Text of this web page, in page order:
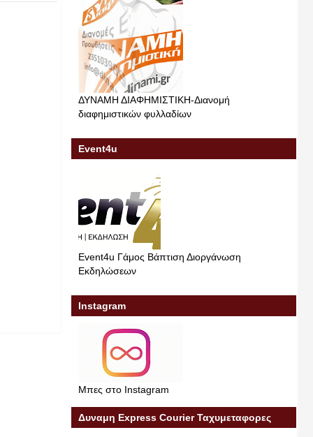
ΔΥΝΑΜΗ ΔΙΑΦΗΜΙΣΤΙΚΗ-Διανομή
διαφημιστικών φυλλαδίων
Event4u
Event4u Γάμος Βάπτιση Διοργάνωση
Εκδηλώσεων
Instagram
Μπες στο Instagram
Δυναμη Express Courier Ταχυμεταφορες